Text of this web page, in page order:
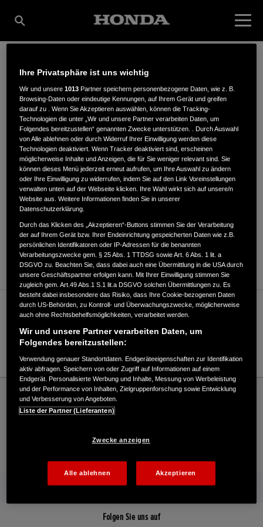
HOCKE BAUBEDAUF
GMBH
Holzstr. 35-37,65197,Wiesbaden
ANFAHRTSBESCHREIBUNG ANFORDERN
WEBSITE
Verkauf / Kundendienst
0611/411040
Honda
Industrie
Hocke Baubedauf GmbH - Industrial – Honda - HONDA Deutschland Offizielle
Website | The Power of Dreams
Mehr von Honda
Folgen Sie uns auf
Ihre Privatsphäre ist uns wichtig
Wir und unsere1013 Partner speichern personenbezogene Daten, wie z. B.
Browsing-Daten oder eindeutige Kennungen, auf Ihrem Gerät und greifen
darauf zu . Wenn Sie Akzeptieren auswählen, können die Tracking-
Technologien die unter „Wir und unsere Partner verarbeiten Daten, um
Folgendes bereitzustellen“ genannten Zwecke unterstützen. . Durch Auswahl
von Alle ablehnen oder durch Widerruf Ihrer Einwilligung werden diese
Technologien deaktiviert. Wenn Tracker deaktiviert sind, erscheinen
möglicherweise Inhalte und Anzeigen, die für Sie weniger relevant sind. Sie
können dieses Menü jederzeit erneut aufrufen, um Ihre Auswahl zu ändern
oder Ihre Einwilligung zu widerrufen, indem Sie auf den Link Voreinstellungen
verwalten unten auf der Webseite klicken. Ihre Wahl wirkt sich auf unsere/n
Website aus. Weitere Informationen finden Sie in unserer
Datenschutzerklärung.
Durch das Klicken des „Akzeptieren“-Buttons stimmen Sie der Verarbeitung
der auf Ihrem Gerät bzw. Ihrer Endeinrichtung gespeicherten Daten wie z.B.
persönlichen Identifikatoren oder IP-Adressen für die benannten
Verarbeitungszwecke gem. § 25 Abs. 1 TTDSG sowie Art. 6 Abs. 1 lit. a
DSGVO zu. Beachten Sie, dass dabei auch eine Übermittlung in die USA durch
unsere Geschäftspartner erfolgen kann. Mit Ihrer Einwilligung stimmen Sie
zugleich gem. Art.49 Abs.1 S.1 lit.a DSGVO solchen Übermittlungen zu. Es
besteht dabei insbesondere das Risiko, dass Ihre Cookie-bezogenen Daten
durch US-Behörden, zu Kontroll- und Überwachungszwecke, möglicherweise
auch ohne Rechtsbehelfsmöglichkeiten, verarbeitet werden.
Wir und unsere Partner verarbeiten Daten, um
Folgendes bereitzustellen:
Verwendung genauer Standortdaten. Endgeräteeigenschaften zur Identifikation
aktiv abfragen. Speichern von oder Zugriff auf Informationen auf einem
Endgerät. Personalisierte Werbung und Inhalte, Messung von Werbeleistung
und der Performance von Inhalten, Zielgruppenforschung sowie Entwicklung
und Verbesserung von Angeboten.
Liste der Partner (Lieferanten)
Zwecke anzeigen
Alle ablehnen Akzeptieren